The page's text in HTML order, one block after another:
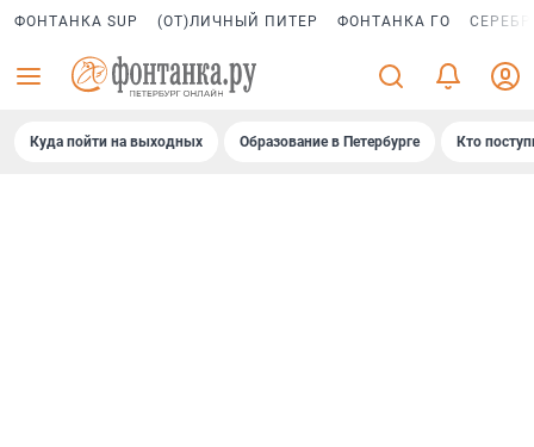
ФОНТАНКА SUP (ОТ)ЛИЧНЫЙ ПИТЕР ФОНТАНКА ГО
Куда пойти на выходных Образование в Петербурге Кто